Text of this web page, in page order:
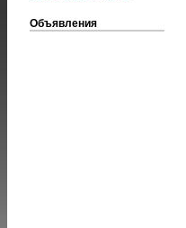
Объявления